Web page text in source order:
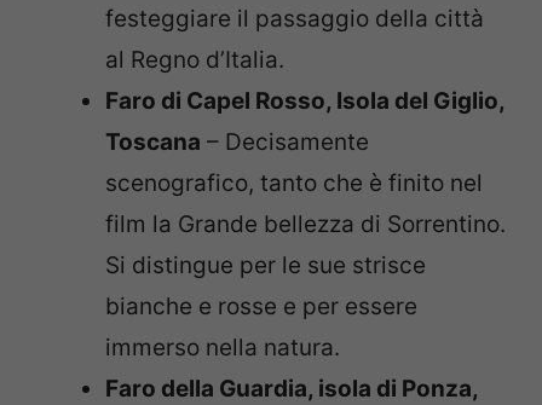
festeggiare il passaggio della città
al Regno d’Italia.
Faro di Capel Rosso, Isola del Giglio,
Toscana – Decisamente
scenografico, tanto che è finito nel
film la Grande bellezza di Sorrentino.
Si distingue per le sue strisce
bianche e rosse e per essere
immerso nella natura.
Faro della Guardia, isola di Ponza,